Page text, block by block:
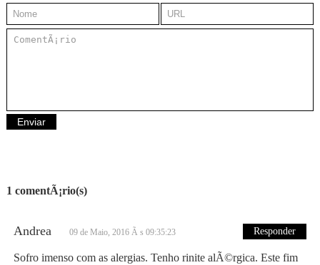
1 comentÃ¡rio(s)
Andrea 09 de Maio, 2016 Ã s 09:35:23 Responder
Sofro imenso com as alergias. Tenho rinite alÃ©rgica. Este fim